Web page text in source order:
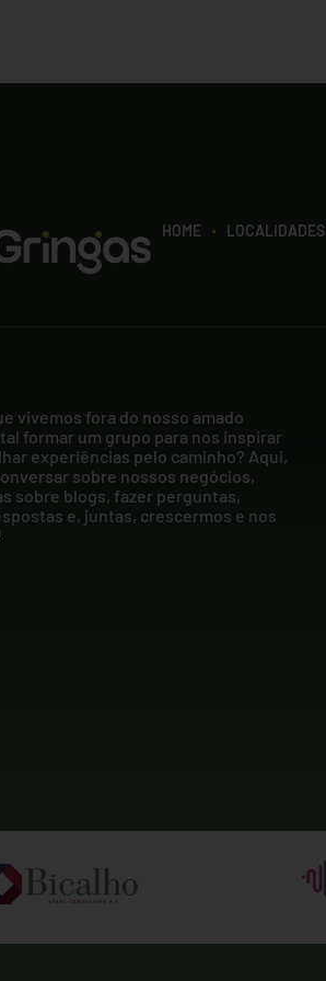
HOME LOCALIDADES
vivemos fora do nosso amado
formar um grupo para nos inspirar
experiências pelo caminho? Aqui,
sobre nossos negócios,
sobre blogs, fazer perguntas,
e, juntas, crescermos e nos